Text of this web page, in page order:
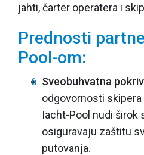
jahti, čarter operatera i
Prednosti
Pool-om:
Sveobuhvatna
odgovornosti
Iacht-Pool nudi širok
osiguravaju zaštitu
putovanja.